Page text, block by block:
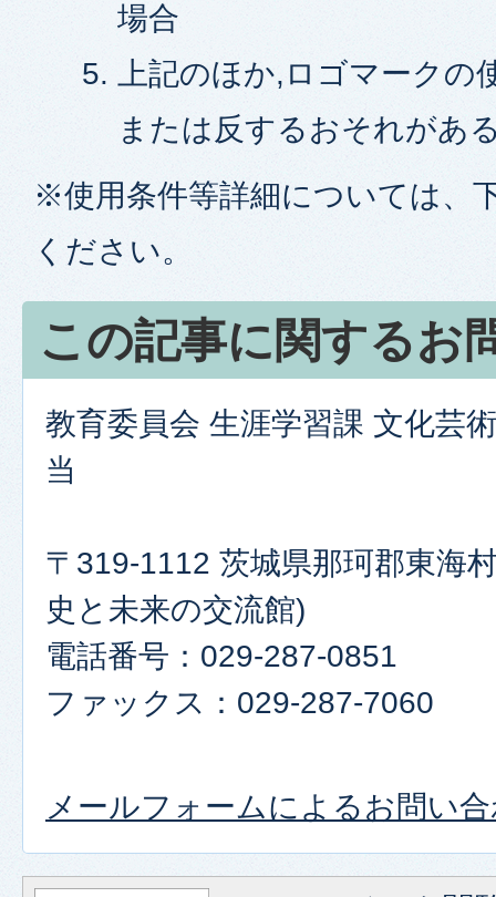
場合
上記のほか,ロゴマークの
または反するおそれがあ
※使用条件等詳細については、
ください。
この記事に関するお
教育委員会 生涯学習課 文化芸
当
〒319-1112 茨城県那珂郡東海
史と未来の交流館)
電話番号：029-287-0851
ファックス：029-287-7060
メールフォームによるお問い